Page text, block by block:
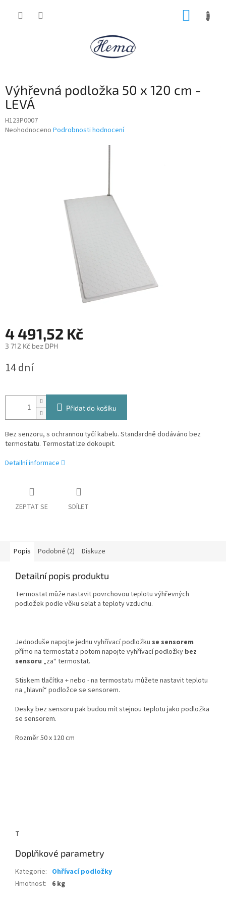
Výhřevná podložka 50 x 120 cm -
LEVÁ
H123P0007
Průměrné
Neohodnoceno Podrobnosti hodnocení
4 491,52 Kč
3 712 Kč bez DPH
cena:
14 dní
Přidat do košíku
Bez senzoru, s ochrannou tyčí kabelu. Standardně dodáváno bez
termostatu. Termostat lze dokoupit.
Detailní informace
ZEPTAT SE SDÍLET
Popis Podobné (2) Diskuze
Detailní popis produktu
Termostat může nastavit povrchovou teplotu výhřevných
podložek podle věku selat a teploty vzduchu.
Jednoduše napojte jednu vyhřívací podložku se sensorem
přímo na termostat a potom napojte vyhřívací podložky bez
sensoru „za“ termostat.
Stiskem tlačítka + nebo - na termostatu můžete nastavit teplotu
na „hlavní“ podložce se sensorem.
Desky bez sensoru pak budou mít stejnou teplotu jako podložka
se sensorem.
Rozměr 50 x 120 cm
T
Doplňkové parametry
Kategorie: Ohřívací podložky
Hmotnost: 6 kg